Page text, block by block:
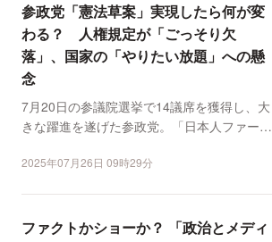
参政党「憲法草案」実現したら何が変
わる？ 人権規定が「ごっそり欠
落」、国家の「やりたい放題」への懸
念
7月20日の参議院選挙で14議席を獲得し、大
きな躍進を遂げた参政党。「日本人ファース
2025年07月26日 09時29分
ファクトかショーか？ 「政治とメディ